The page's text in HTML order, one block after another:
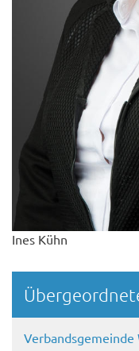
Ines Kühn